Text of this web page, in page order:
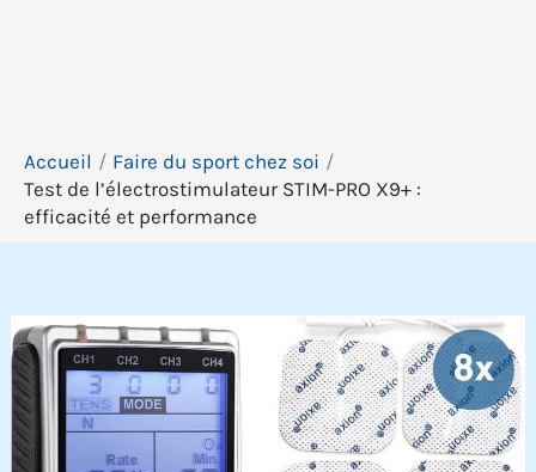
Accueil
Faire du sport chez soi
Test de l’électrostimulateur STIM-PRO X9+ :
efficacité et performance